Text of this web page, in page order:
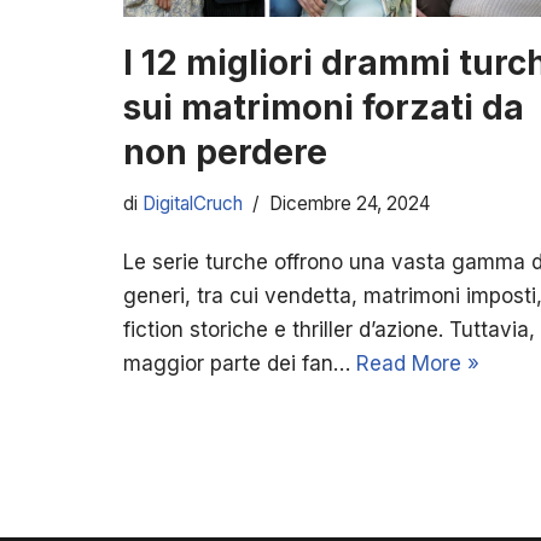
I 12 migliori drammi
sui matrimoni forzati da
non perdere
di DigitalCruch Dicembre 24, 2024
Le serie turche offrono una vasta gamma
generi, tra cui vendetta, matrimoni imposti,
fiction storiche e thriller d’azione. Tuttavia,
maggior parte dei fan… Read More »